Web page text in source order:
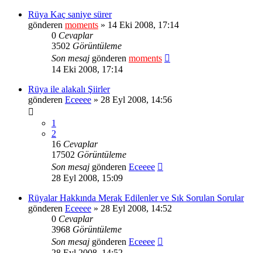
Rüya Kaç saniye sürer
gönderen moments » 14 Eki 2008, 17:14
0 Cevaplar
3502 Görüntüleme
Son mesaj gönderen moments
14 Eki 2008, 17:14
Rüya ile alakalı Şiirler
gönderen Eceeee » 28 Eyl 2008, 14:56
1
2
16 Cevaplar
17502 Görüntüleme
Son mesaj gönderen Eceeee
28 Eyl 2008, 15:09
Rüyalar Hakkında Merak Edilenler ve Sık Sorulan Sorular
gönderen Eceeee » 28 Eyl 2008, 14:52
0 Cevaplar
3968 Görüntüleme
Son mesaj gönderen Eceeee